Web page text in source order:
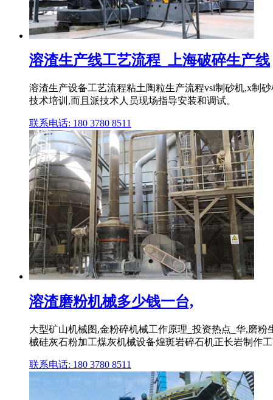
溶渣生产线工艺流程_上海破碎生产线
溶渣生产设备工艺流程粘土陶粒生产流程vsi制砂机,x制
技术培训,而且派技术人员现场指导安装和调试。
联系电话: 180 3780 8511
溶渣磨粉机械多少钱一台,
大型矿山机械图,金粉碎机械工作原理_投资热点_华,磨
械硅灰石粉加工煤灰机械设备煌斑岩碎石机正长岩制作
联系电话: 180 3780 8511